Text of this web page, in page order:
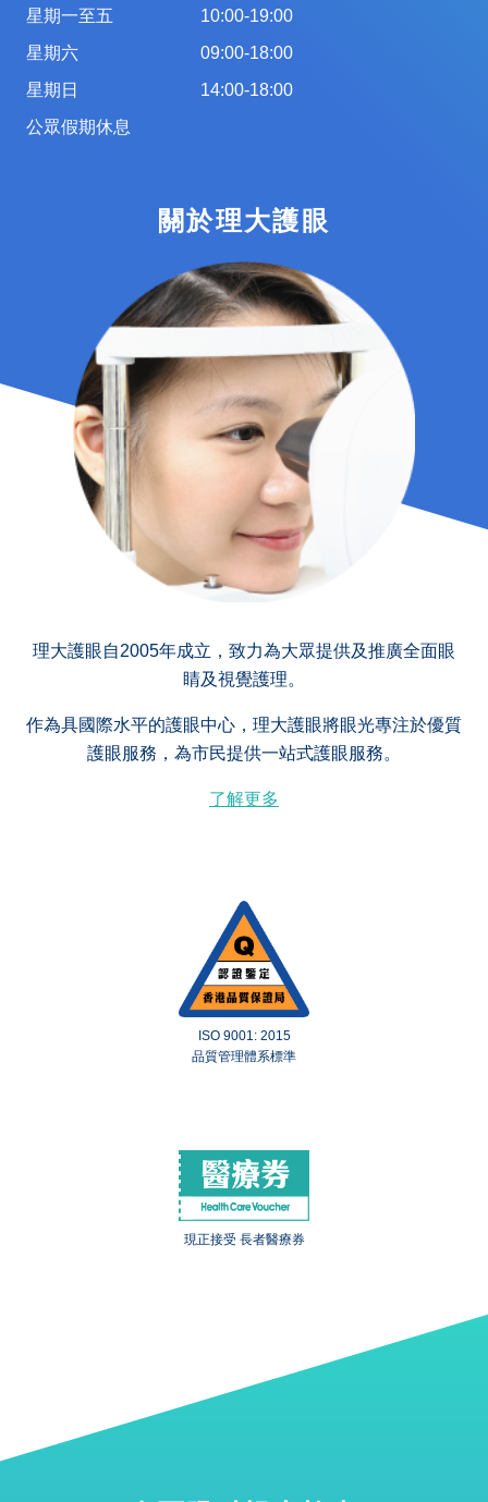
星期一至五
星期六
星期日
公眾假期休息
10:00-19:00
09:00-18:00
14:00-18:00
關於理大護眼
理大護眼自2005年成立，致力為大眾提供及推廣全面眼
睛及視覺護理。
作為具國際水平的護眼中心，理大護眼將眼光專注於優質
護眼服務，為市民提供一站式護眼服務。
了解更多
ISO 9001: 2015
品質管理體系標準
現正接受 長者醫療券